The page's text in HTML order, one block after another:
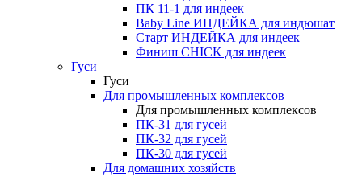
ПК 11-1 для индеек
Baby Line ИНДЕЙКА для индюшат
Старт ИНДЕЙКА для индеек
Финиш CHICK для индеек
Гуси
Гуси
Для промышленных комплексов
Для промышленных комплексов
ПК-31 для гусей
ПК-32 для гусей
ПК-30 для гусей
Для домашних хозяйств